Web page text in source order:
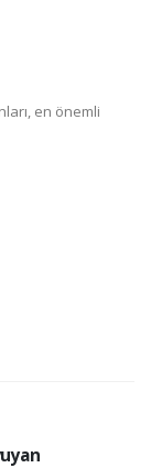
en önemli